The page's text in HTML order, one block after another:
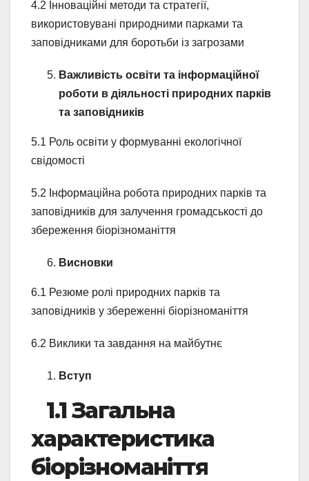
4.2 Інноваційні методи та стратегії,
використовувані природними парками та
заповідниками для боротьби із загрозами
Важливість освіти та інформаційної
роботи в діяльності природних парків
та заповідників
5.1 Роль освіти у формуванні екологічної
свідомості
5.2 Інформаційна робота природних парків та
заповідників для залучення громадськості до
збереження біорізноманіття
Висновки
6.1 Резюме ролі природних парків та
заповідників у збереженні біорізноманіття
6.2 Виклики та завдання на майбутнє
Вступ
1.1 Загальна
характеристика
біорізноманіття